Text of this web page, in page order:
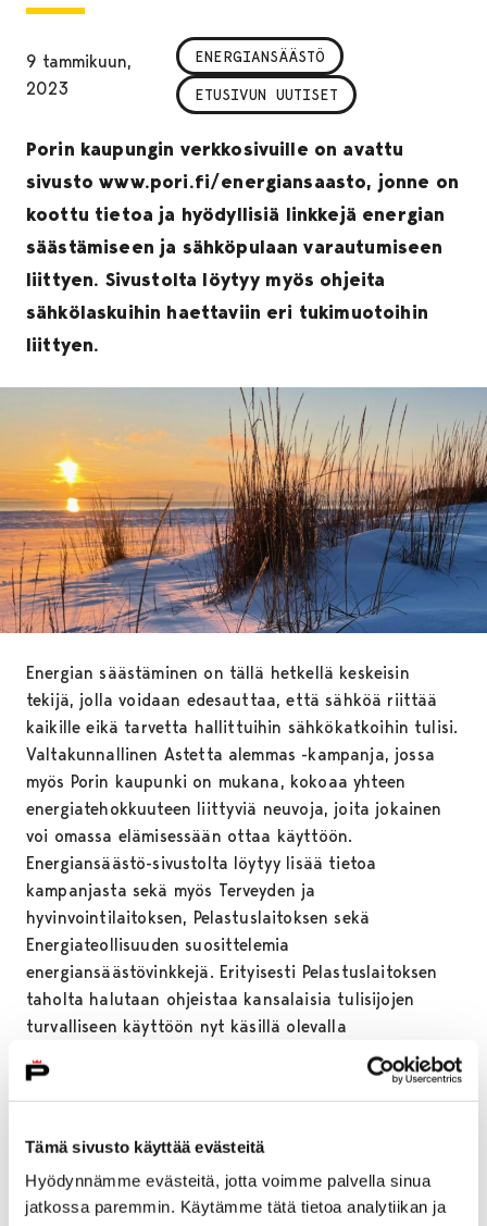
Tämä sivusto käyttää evästeitä
Hyödynnämme evästeitä, jotta voimme palvella sinua
jatkossa paremmin. Käytämme tätä tietoa analytiikan ja
9 tammikuun,
2023
ENERGIANSÄÄSTÖ
ETUSIVUN UUTISET
Porin kaupungin verkkosivuille on avattu
sivusto www.pori.fi/energiansaasto, jonne on
koottu tietoa ja hyödyllisiä linkkejä energian
säästämiseen ja sähköpulaan varautumiseen
liittyen. Sivustolta löytyy myös ohjeita
sähkölaskuihin haettaviin eri tukimuotoihin
liittyen.
Energian säästäminen on tällä hetkellä keskeisin
tekijä, jolla voidaan edesauttaa, että sähköä riittää
kaikille eikä tarvetta hallittuihin sähkökatkoihin tulisi.
Valtakunnallinen Astetta alemmas -kampanja, jossa
myös Porin kaupunki on mukana, kokoaa yhteen
energiatehokkuuteen liittyviä neuvoja, joita jokainen
voi omassa elämisessään ottaa käyttöön.
Energiansäästö-sivustolta löytyy lisää tietoa
kampanjasta sekä myös Terveyden ja
hyvinvointilaitoksen, Pelastuslaitoksen sekä
Energiateollisuuden suosittelemia
energiansäästövinkkejä. Erityisesti Pelastuslaitoksen
taholta halutaan ohjeistaa kansalaisia tulisijojen
turvalliseen käyttöön nyt käsillä olevalla
Energiansäästö-sivusto kokoaa myös yhteen Porin
energian säästämiseksi, joita ovat muun muassa
kaupungin toimitilojen sisälämpötilojen laskeminen,
kausivalaistuksen valaistusajan lyhentäminen sekä